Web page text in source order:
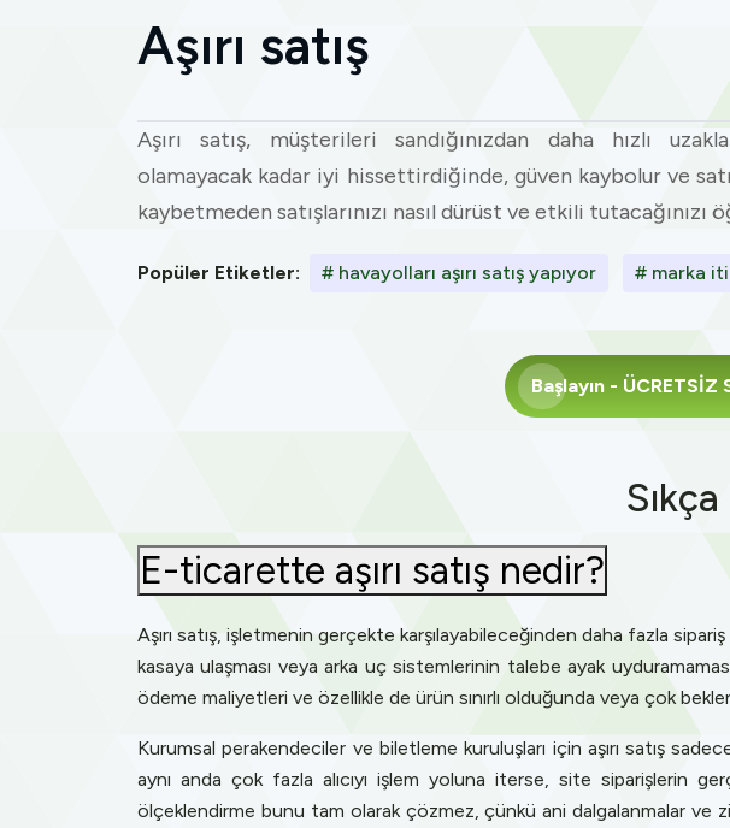
Aşırı satış
Aşırı satış, müşterileri sandığınızdan daha hızlı
olamayacak kadar iyi hissettirdiğinde, güven kaybolur ve
kaybetmeden satışlarınızı nasıl dürüst ve etkili tutacağınızı
Popüler Etiketler: # havayolları aşırı satış yapıyor # marka
Başlayın- ÜCRETSİZ
E-ticarette aşırı satış nedir?
Aşırı satış, işletmenin gerçekte karşılayabileceğinden daha fazla
kasaya ulaşması veya arka uç sistemlerinin talebe ayak
ödeme maliyetleri ve özellikle de ürün sınırlı olduğunda veya çok
Kurumsal perakendeciler ve biletleme kuruluşları için aşırı satış
aynı anda çok fazla alıcıyı işlem yoluna iterse, site siparişlerin
ölçeklendirme bunu tam olarak çözmez, çünkü ani dalgalanmalar ve